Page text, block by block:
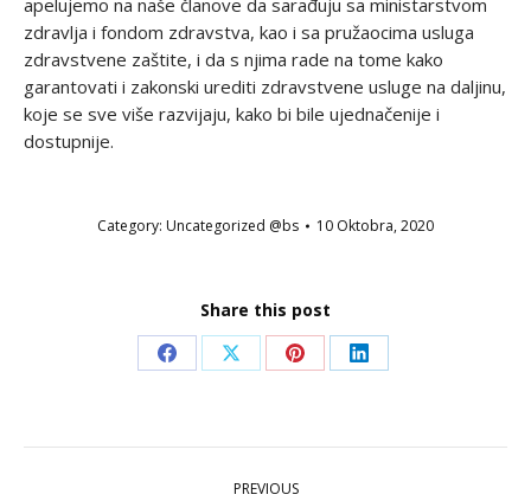
apelujemo na naše članove da sarađuju sa ministarstvom
zdravlja i fondom zdravstva, kao i sa pružaocima usluga
zdravstvene zaštite, i da s njima rade na tome kako
garantovati i zakonski urediti zdravstvene usluge na daljinu,
koje se sve više razvijaju, kako bi bile ujednačenije i
dostupnije.
Category: Uncategorized @bs 10 Oktobra, 2020
Share this post
Share
Facebook
Share
X
Share
Pinterest
Share
LinkedIn
PREVIOUS